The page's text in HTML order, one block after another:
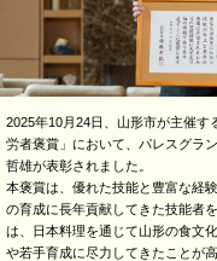
2025年10月24日、山形市が主催す
労者褒賞」において、パレスグラ
哲雄が表彰されました。
本褒賞は、優れた技能と豊富な経
の育成に長年貢献してきた技能者
は、日本料理を通じて山形の食文
や若手育成に尽力してきたことが